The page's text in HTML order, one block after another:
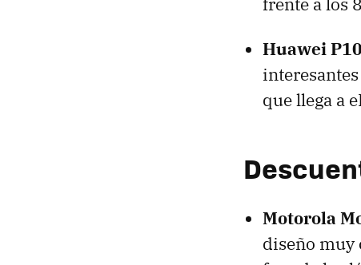
Huawei
que llega a
Motorola
diseño muy